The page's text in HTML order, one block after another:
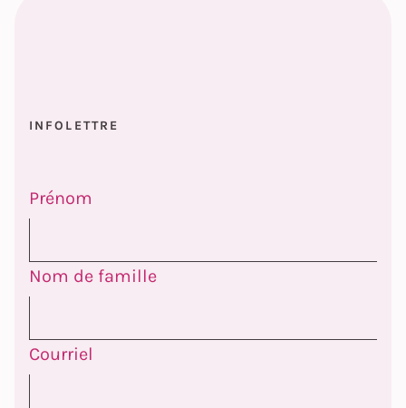
INFOLETTRE
Prénom
Nom de famille
Courriel